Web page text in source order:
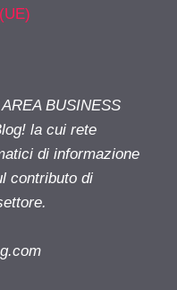
BUSINESS
la cui rete
di informazione
contributo di